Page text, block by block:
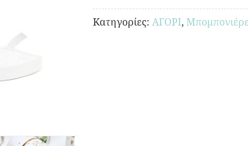
Κατηγορίες: ΑΓΟΡΙ,